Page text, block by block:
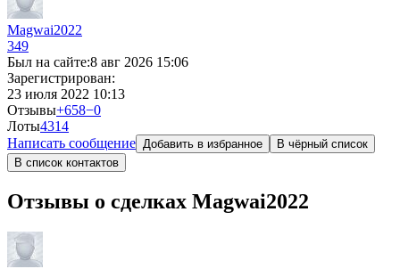
Magwai2022
349
Был на сайте:8 авг 2026 15:06
Зарегистрирован:
23 июля 2022 10:13
Отзывы+658−0
Лоты4314
Написать сообщение Добавить в избранное
В чёрный список
В список контактов
Отзывы о сделках Magwai2022